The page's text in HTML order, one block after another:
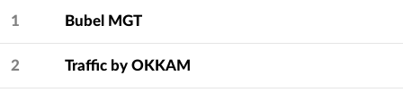
1 Bubel MGT
2 Traffic by OKKAM